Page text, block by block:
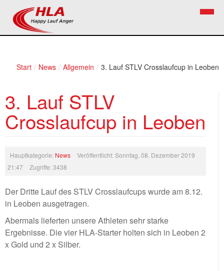
Start / News / Allgemein / 3. Lauf STLV Crosslaufcup in Leoben
3. Lauf STLV
Crosslaufcup in Leoben
Hauptkategorie: News
Veröffentlicht: Sonntag, 08. Dezember 2019
21:47
Zugriffe: 3438
Der Dritte Lauf des STLV Crosslaufcups wurde am 8.12.
in Leoben ausgetragen.
Abermals lieferten unsere Athleten sehr starke
Ergebnisse. Die vier HLA-Starter holten sich in Leoben 2
x Gold und 2 x Silber.
Verein
Kontakt
Mitglied werden
Bezirkslaufcup
Volkslauf
Bilder
Termine